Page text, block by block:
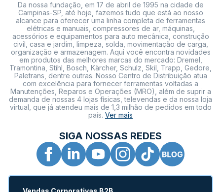
Da nossa fundação, em 17 de abril de 1995 na cidade de
Campinas-SP, até hoje, fazemos tudo que está ao nosso
alcance para oferecer uma linha completa de ferramentas
elétricas e manuais, compressores de ar, máquinas,
acessórios e equipamentos para auto mecânica, construção
civil, casa e jardim, limpeza, solda, movimentação de carga,
organização e armazenagem. Aqui você encontra novidades
em produtos das melhores marcas do mercado: Dremel,
Tramontina, Stihl, Bosch, Kärcher, Schulz, Skil, Trapp, Gedore,
Paletrans, dentre outras. Nosso Centro de Distribuição atua
com excelência para fornecer ferramentas voltadas a
Manutenções, Reparos e Operações (MRO), além de suprir a
demanda de nossas 4 lojas físicas, televendas e da nossa loja
virtual, que já atendeu mais de 1,3 milhão de pedidos em todo
país. Ver mais
SIGA NOSSAS REDES